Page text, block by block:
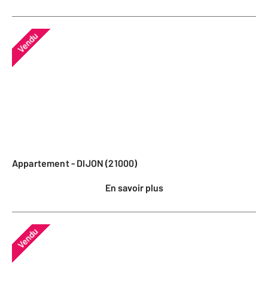
Vendu
Appartement - DIJON (21000)
En savoir plus
Vendu